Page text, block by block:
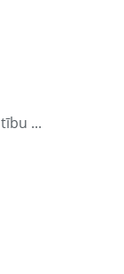
...